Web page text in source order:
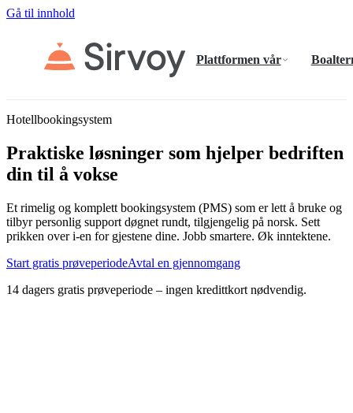
Gå til innhold
Plattformen vår
Hotellbookingsystem
Praktiske løsninger som hjelper bedriften
din til å vokse
Et rimelig og komplett bookingsystem (PMS) som er lett å bruke og
tilbyr personlig support døgnet rundt, tilgjengelig på norsk. Sett
prikken over i-en for gjestene dine. Jobb smartere. Øk inntektene.
Start gratis prøveperiodeAvtal en gjennomgang
14 dagers gratis prøveperiode – ingen kredittkort nødvendig.